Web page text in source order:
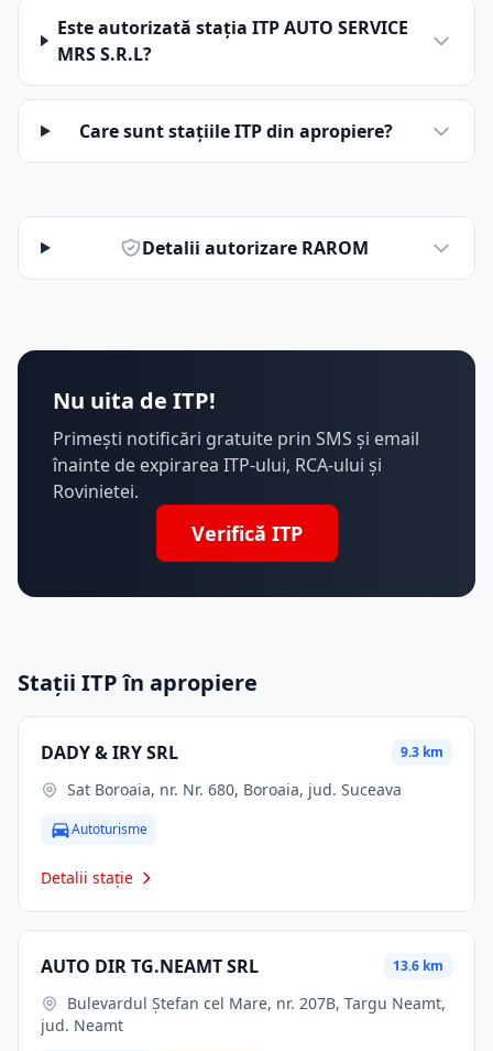
Este autorizată stația ITP AUTO SERVICE
MRS S.R.L?
Care sunt stațiile ITP din apropiere?
Detalii autorizare RAROM
Nu uita de ITP!
Primești notificări gratuite prin SMS și email
înainte de expirarea ITP-ului, RCA-ului și
Rovinietei.
Verifică ITP
Stații ITP în apropiere
DADY & IRY SRL 9.3 km
Sat Boroaia, nr. Nr. 680, Boroaia, jud. Suceava
Autoturisme
Detalii stație
AUTO DIR TG.NEAMT SRL 13.6 km
jud. Neamt